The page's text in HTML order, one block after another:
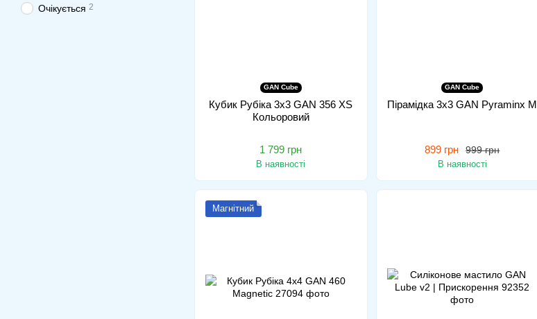
GAN Cube
Кубик Рубіка 3x3 GAN 356 XS
Кольоровий
1 799 грн
В наявності
GAN Cube
Пірамідка 3x3 GAN Pyraminx M
999 грн
899 грн
В наявності
Магнітний
Очікується 2